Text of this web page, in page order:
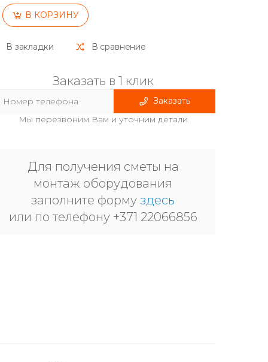
В КОРЗИНУ
В закладки В сравнение
Заказать в 1 клик
Заказать
Мы перезвоним Вам и уточним детали
Для получения сметы на
монтаж оборудования
заполните форму здесь
или по телефону +371 22066856